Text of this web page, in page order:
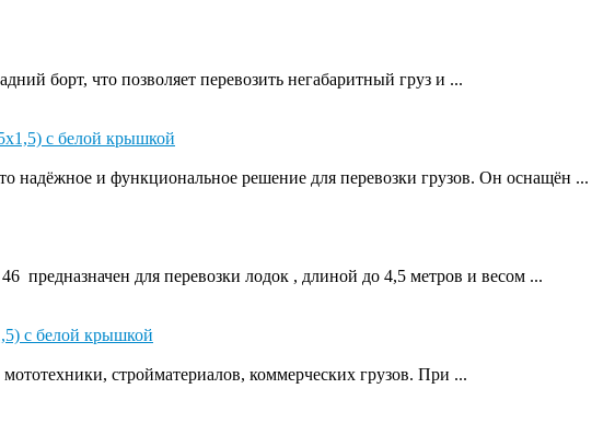
борт, что позволяет перевозить негабаритный груз и ...
надёжное и функциональное решение для перевозки грузов. Он оснащён ...
предназначен для перевозки лодок , длиной до 4,5 метров и весом ...
стройматериалов, коммерческих грузов. При ...